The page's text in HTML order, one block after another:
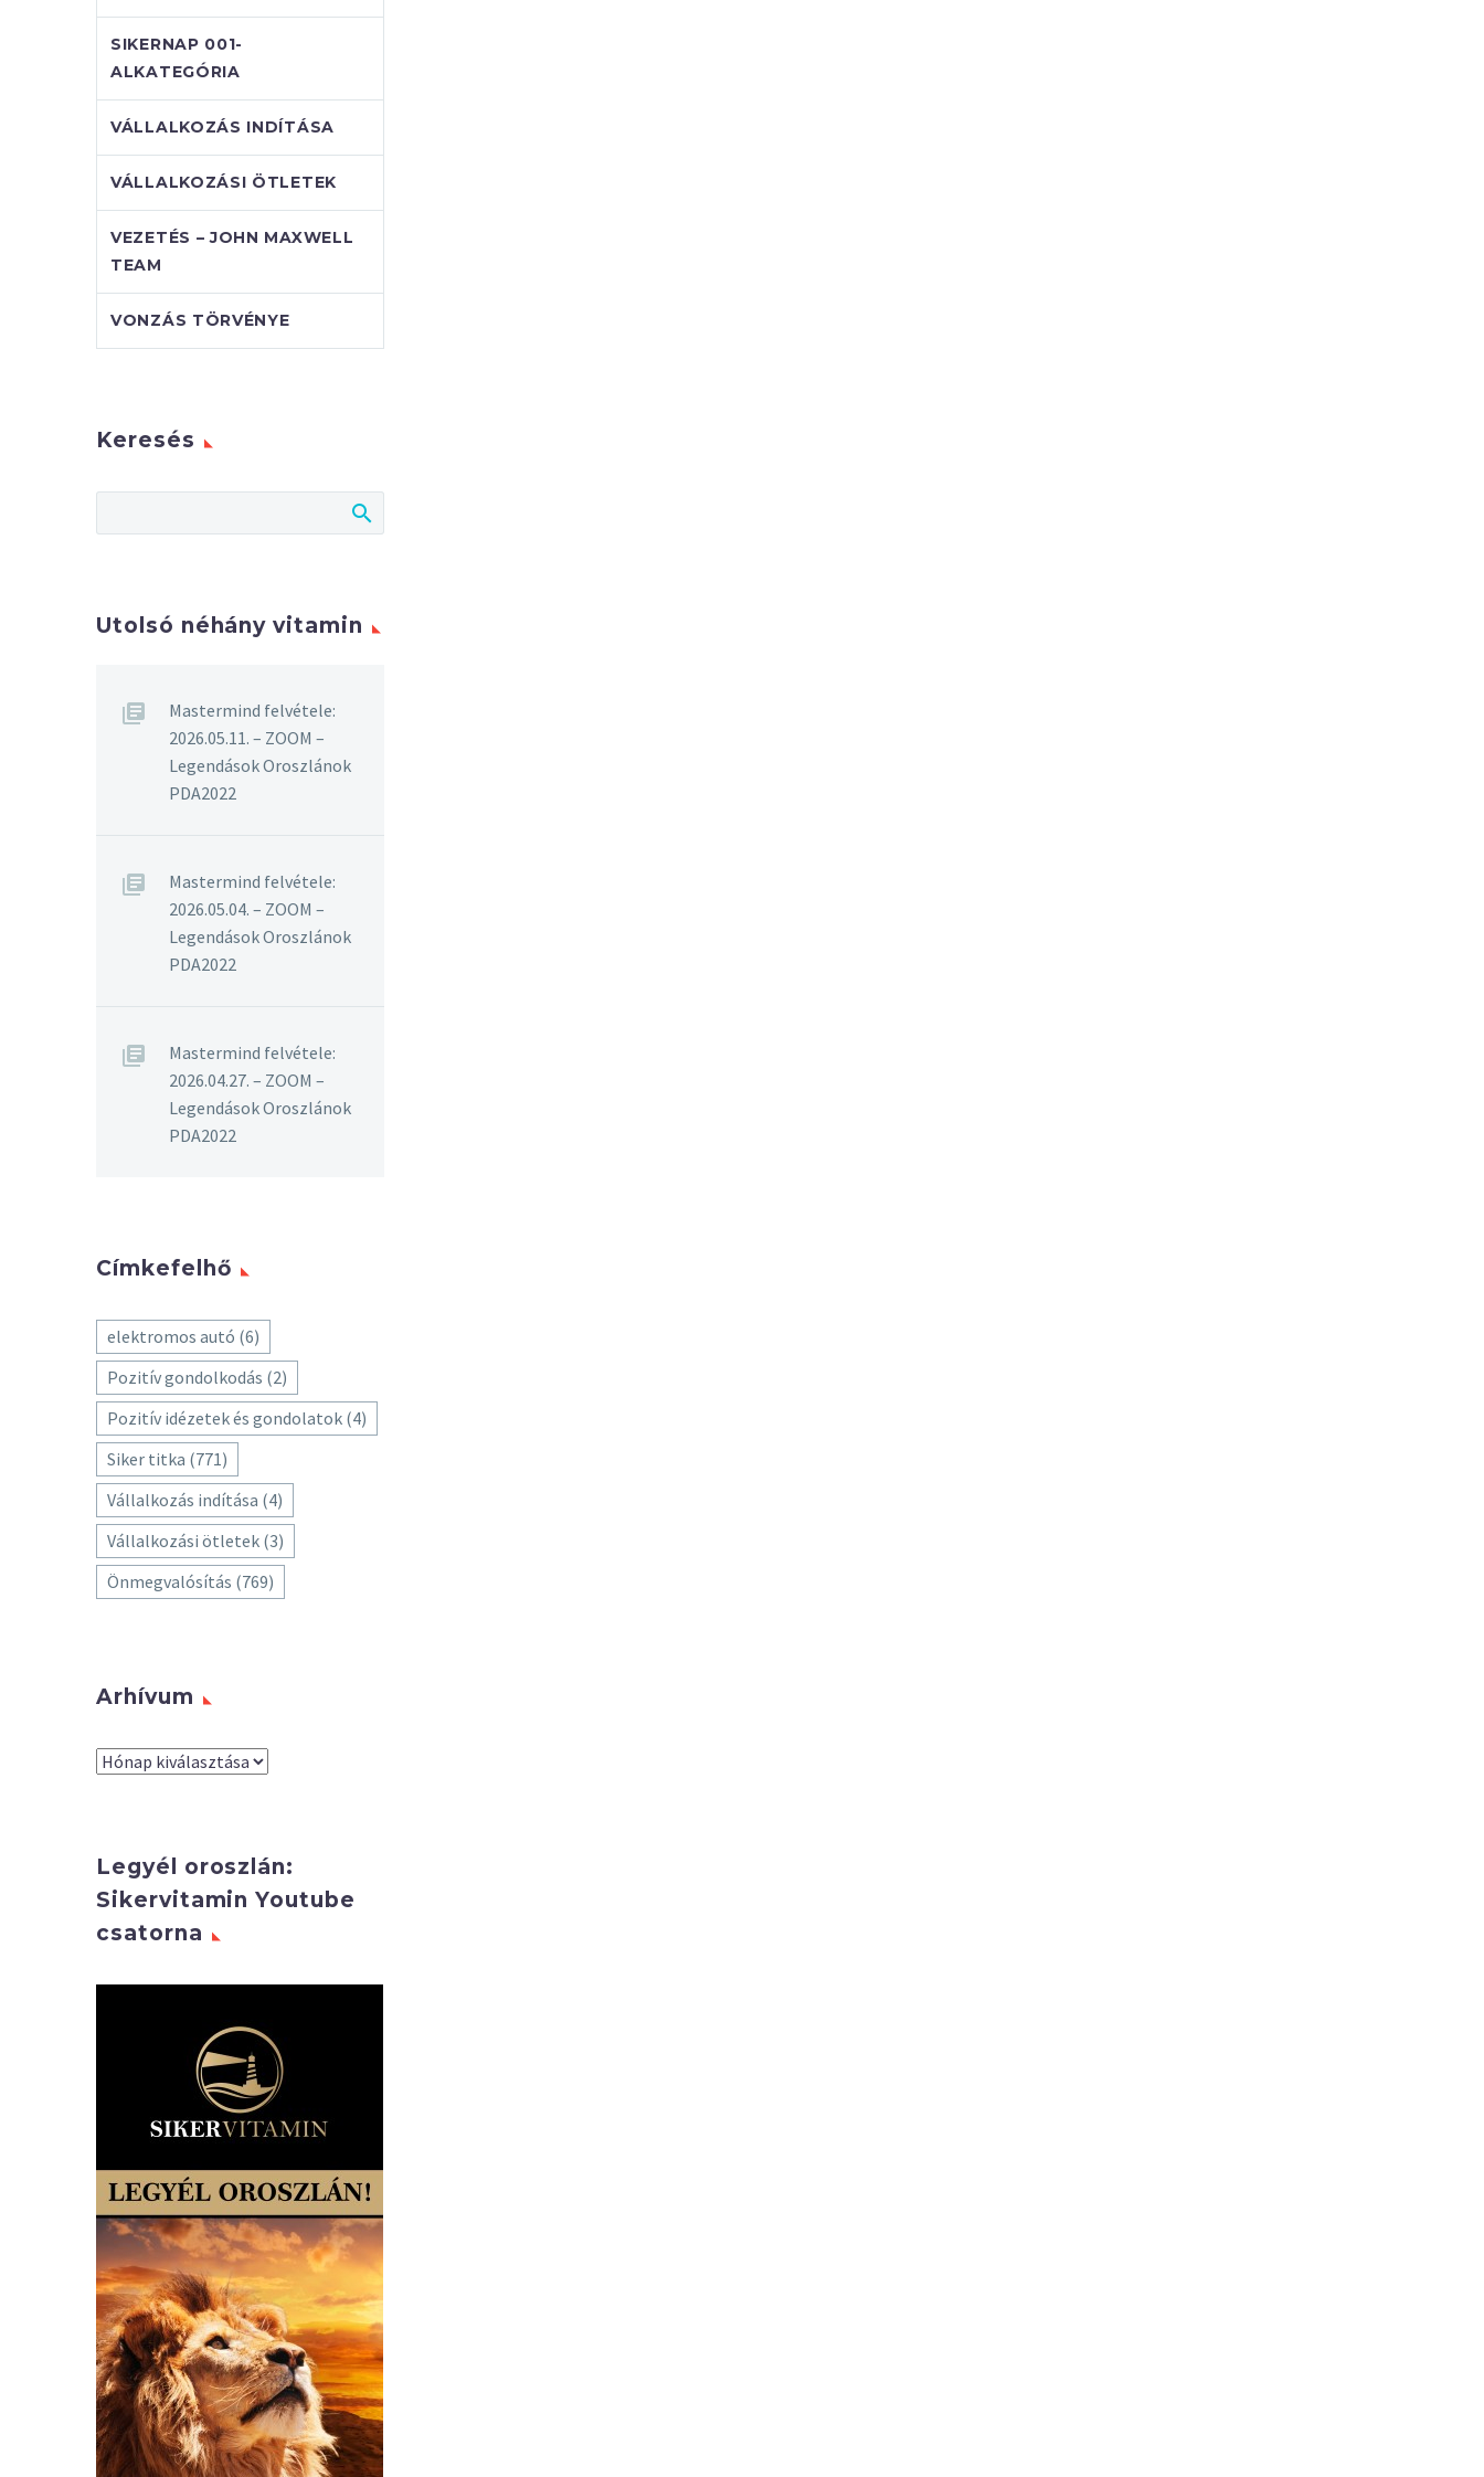
SIKERNAP 001-
ALKATEGÓRIA
VÁLLALKOZÁS INDÍTÁSA
VÁLLALKOZÁSI ÖTLETEK
VEZETÉS – JOHN MAXWELL
TEAM
VONZÁS TÖRVÉNYE
Keresés
Utolsó néhány vitamin
Mastermind felvétele:
2026.05.11. – ZOOM –
Legendások Oroszlánok
PDA2022
Mastermind felvétele:
2026.05.04. – ZOOM –
Legendások Oroszlánok
PDA2022
Mastermind felvétele:
2026.04.27. – ZOOM –
Legendások Oroszlánok
PDA2022
Címkefelhő
elektromos autó (6)
Pozitív gondolkodás (2)
Pozitív idézetek és gondolatok (4)
Siker titka (771)
Vállalkozás indítása (4)
Vállalkozási ötletek (3)
Önmegvalósítás (769)
Arhívum
Arhívum
Legyél oroszlán:
Sikervitamin Youtube
csatorna